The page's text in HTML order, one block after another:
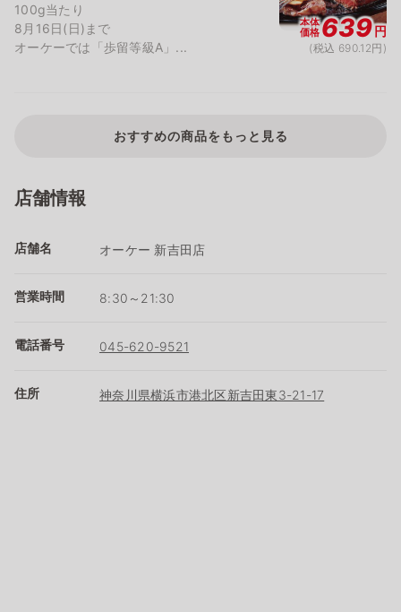
100g当たり
8月16日(日)まで
オーケーでは「歩留等級A」...
本体
価格639円
(税込 690.12円)
おすすめの商品をもっと見る
店舗情報
店舗名 オーケー 新吉田店
営業時間 8:30～21:30
電話番号 045-620-9521
住所 神奈川県横浜市港北区新吉田東3-21-17